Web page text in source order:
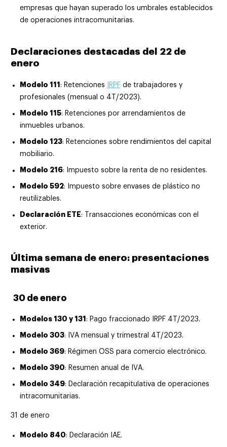
empresas que hayan superado los umbrales establecidos
de operaciones intracomunitarias.
Declaraciones destacadas del 22 de
enero
Modelo 111 : Retenciones IRPF de trabajadores y
profesionales (mensual o 4T/2023).
Modelo 115: Retenciones por arrendamientos de
inmuebles urbanos.
Modelo 123: Retenciones sobre rendimientos del capital
mobiliario.
Modelo 216: Impuesto sobre la renta de no residentes.
Modelo 592: Impuesto sobre envases de plástico no
reutilizables.
Declaración ETE: Transacciones económicas con el
exterior.
Última semana de enero: presentaciones
masivas
30 de enero
Modelos 130 y 131 : Pago fraccionado IRPF 4T/2023.
Modelo 303: IVA mensual y trimestral 4T/2023.
Modelo 369: Régimen OSS para comercio electrónico.
Modelo 390: Resumen anual de IVA.
Modelo 349: Declaración recapitulativa de operaciones
intracomunitarias.
31 de enero
Modelo 840: Declaración IAE.